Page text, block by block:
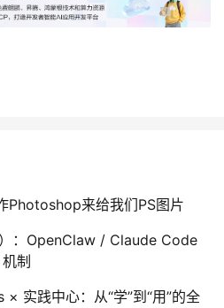
Photoshop来给我们PS图片
：OpenClaw / Claude Code
制
实践中心：从“学”到“用”的全